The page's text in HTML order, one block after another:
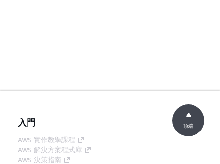
入門
AWS 實作教學課程
AWS 解決方案程式庫
AWS 決策指南
頂端